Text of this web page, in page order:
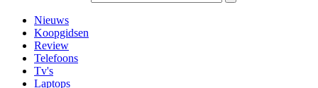
Nieuws
Koopgidsen
Review
Telefoons
Tv's
Laptops